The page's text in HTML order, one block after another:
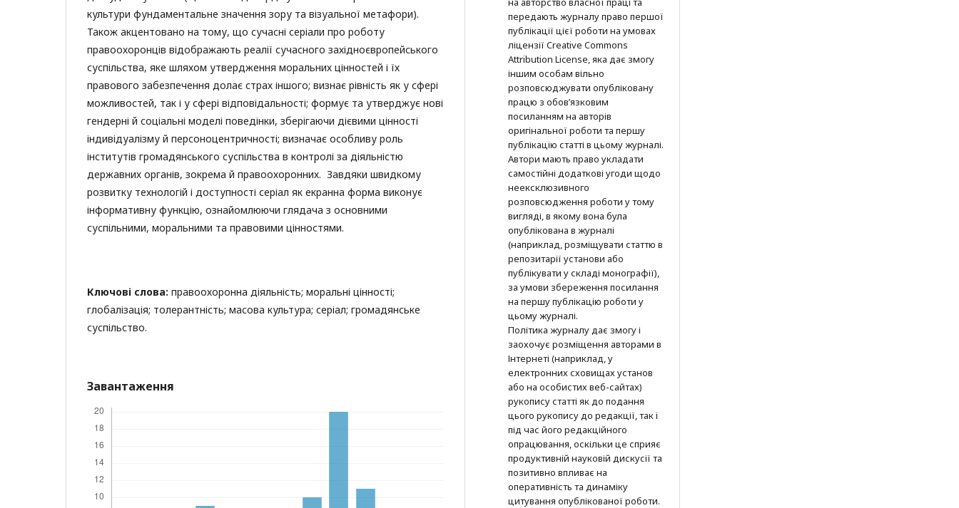
культури фундаментальне значення зору та візуальної метафори).
Також акцентовано на тому, що сучасні серіали про роботу
правоохоронців відображають реалії сучасного західноєвропейського
суспільства, яке шляхом утвердження моральних цінностей і їх
правового забезпечення долає страх іншого; визнає рівність як у сфері
можливостей, так і у сфері відповідальності; формує та утверджує нові
гендерні й соціальні моделі поведінки, зберігаючи дієвими цінності
індивідуалізму й персоноцентричності; визначає особливу роль
інститутів громадянського суспільства в контролі за діяльністю
державних органів, зокрема й правоохоронних. Завдяки швидкому
розвитку технологій і доступності серіал як екранна форма виконує
інформативну функцію, ознайомлюючи глядача з основними
суспільними, моральними та правовими цінностями.
Ключові слова: правоохоронна діяльність; моральні цінності;
глобалізація; толерантність; масова культура; серіал; громадянське
суспільство.
Завантаження
передають журналу право першої
публікації цієї роботи на умовах
ліцензії Creative Commons
Attribution License, яка дає змогу
іншим особам вільно
розповсюджувати опубліковану
працю з обов’язковим
посиланням на авторів
оригінальної роботи та першу
публікацію статті в цьому журналі.
Автори мають право укладати
самостійні додаткові угоди щодо
неексклюзивного
розповсюдження роботи у тому
вигляді, в якому вона була
опублікована в журналі
(наприклад, розміщувати статтю в
репозитарії установи або
публікувати у складі монографії),
за умови збереження посилання
на першу публікацію роботи у
цьому журналі.
Політика журналу дає змогу і
заохочує розміщення авторами в
Інтернеті (наприклад, у
електронних сховищах установ
або на особистих веб-сайтах)
рукопису статті як до подання
цього рукопису до редакції, так і
під час його редакційного
опрацювання, оскільки це сприяє
продуктивній науковій дискусії та
позитивно впливає на
оперативність та динаміку
цитування опублікованої роботи.